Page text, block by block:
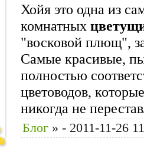
Хойя это одна из
комнатных
"восковой плющ",
Самые красивые,
полностью
цветоводов,
никогда не
Блог » - 2011-11-26